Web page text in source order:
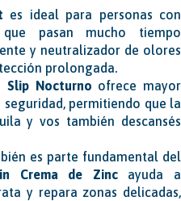
es ideal para personas con
pasan mucho tiempo
y neutralizador de olores
prolongada.
Slip Nocturno ofrece mayor
permitiendo que la
y vos también descansés
es parte fundamental del
Crema de Zincayuda a
y repara zonas delicadas,